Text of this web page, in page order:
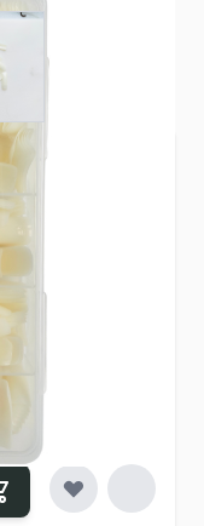
larger image
zijn
natuurlijke
van dit